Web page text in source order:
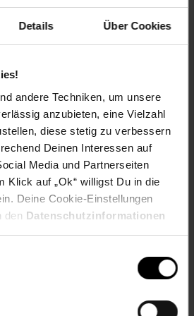
Details Über Cookies
andere Techniken, um unsere
anzubieten, eine Vielzahl
diese stetig zu verbessern
Deinen Interessen auf
Media und Partnerseiten
Klick auf „Ok“ willigst Du in die
Deine Cookie-Einstellungen
den Datenschutzinformationen
schaltet in Rückwärts-
auf Kamera-Ansicht um)
Waschanlage für die Frontscheibe
etc.
und Beifahrersitz mit
für MP3 (SD-
x 129 x 163 cm (L x B x H)